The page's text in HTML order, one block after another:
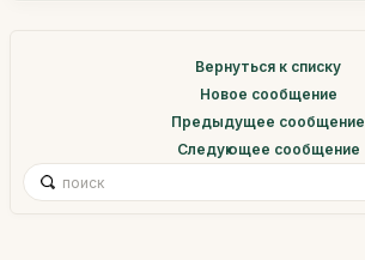
Вернуться к списку
Новое сообщение
Предыдущее сообщение
Следующее сообщение